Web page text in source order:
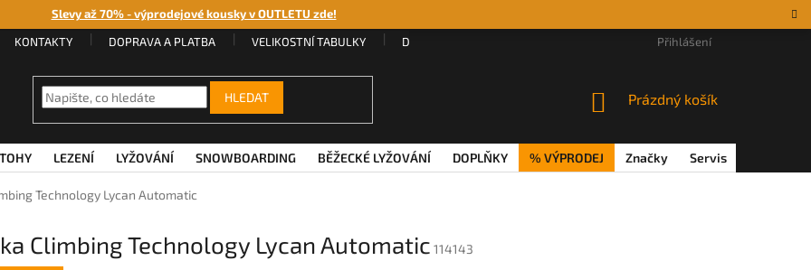
Slevy až 70% - výprodejové kousky v OUTLETU zde!
KONTAKTY DOPRAVA A PLATBA VELIKOSTNÍ TABULKY DÁRKOVÉ POUKAZY VĚRNOSTNÍ PROGRAM
Přihlášení
HLEDAT
NÁKUPNÍ
Prázdný košík
LEZENÍ LYŽOVÁNÍ SNOWBOARDING BĚŽECKÉ LYŽOVÁNÍ DOPLŇKY % VÝPRODEJ Značky Servis
Technology Lycan Automatic
Climbing Technology Lycan Automatic 114143